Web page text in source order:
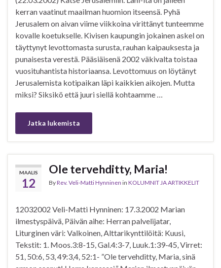
kerran vaatinut maailman huomion itseensä. Pyhä
Jerusalem on aivan viime viikkoina virittänyt tunteemme
kovalle koetukselle. Kivisen kaupungin jokainen askel on
täyttynyt levottomasta surusta, rauhan kaipauksesta ja
punaisesta verestä. Pääsiäisenä 2002 väkivalta toistaa
vuosituhantista historiaansa. Levottomuus on löytänyt
Jerusalemista kotipaikan läpi kaikkien aikojen. Mutta
miksi? Siksikö että juuri siellä kohtaamme …
Jatka lukemista
MAALIS
12
Ole tervehditty, Maria!
ByRev. Veli-Matti Hynninen in KOLUMNIT JA ARTIKKELIT
12032002 Veli-Matti Hynninen: 17.3.2002 Marian
ilmestyspäivä, Päivän aihe: Herran palvelijatar,
Liturginen väri: Valkoinen, Alttarikynttilöitä: Kuusi,
Tekstit: 1. Moos.3:8-15, Gal.4:3-7, Luuk.1:39-45, Virret:
51, 50:6, 53, 49:3,4, 52:1- ”Ole tervehditty, Maria, sinä